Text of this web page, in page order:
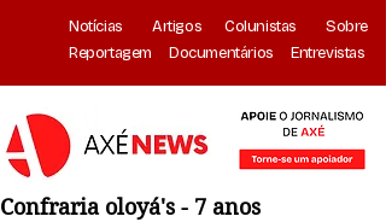
Notícias Artigos Colunistas
Sobre
Reportagem
Documentários Entrevistas
Confraria oloyá's - 7 anos